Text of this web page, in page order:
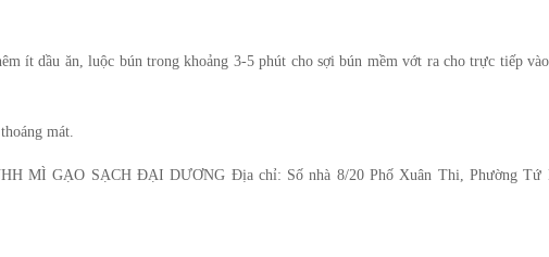
ít dầu ăn, luộc bún trong khoảng 3-5 phút cho sợi bún mềm vớt ra cho trực tiếp
mát.
MÌ GẠO SẠCH ĐẠI DƯƠNG Địa chỉ: Số nhà 8/20 Phố Xuân Thi, Phường Tứ